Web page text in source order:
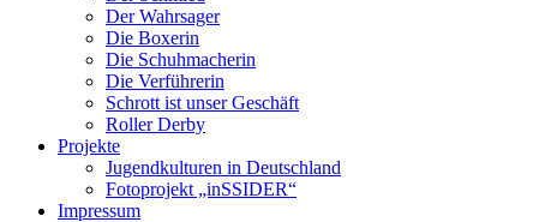
Der Wahrsager
Die Boxerin
Die Schuhmacherin
Die Verführerin
Schrott ist unser Geschäft
Roller Derby
Projekte
Jugendkulturen in Deutschland
Fotoprojekt „inSSIDER“
Impressum